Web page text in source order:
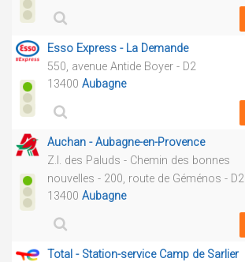
Esso Express - La Demande
550, avenue Antide Boyer - D2
13400 Aubagne
Auchan - Aubagne-en-Provence
Z.I. des Paluds - Chemin des bonnes
nouvelles - 200, route de Géménos - D2
13400 Aubagne
Total - Station-service Camp de Sarlier